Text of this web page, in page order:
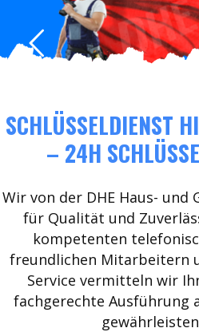
SCHLÜSSELDIENST
– 24H
Wir von der DHE Haus- und
für Qualität und
kompetenten
freundlichen Mitarbeitern
Service vermitteln wir
fachgerechte Ausführung